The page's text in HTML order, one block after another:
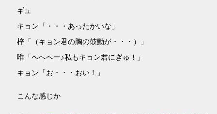
ギュ
キョン「・・・あったかいな」
梓「（キョン君の胸の鼓動が・・・）」
唯「へへへー♪私もキョン君にぎゅ！」
キョン「お・・・おい！」
こんな感じか